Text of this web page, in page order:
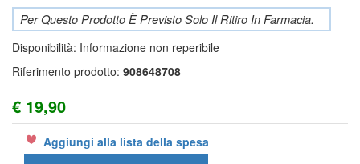
Per Questo Prodotto È Previsto Solo Il Ritiro In Farmacia.
Disponibilità: Informazione non reperibile
Riferimento prodotto: 908648708
€ 19,90
Aggiungi alla lista della spesa